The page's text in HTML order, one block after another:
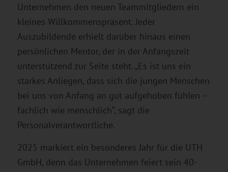
Unternehmen den neuen Teammitgliedern ein
kleines Willkommenspräsent. Jeder
Auszubildende erhielt darüber hinaus einen
persönlichen Mentor, der in der Anfangszeit
unterstützend zur Seite steht. „Es ist uns ein
starkes Anliegen, dass sich die jungen Menschen
bei uns von Anfang an gut aufgehoben fühlen –
fachlich wie menschlich“, sagt die
Personalverantwortliche.
2025 markiert ein besonderes Jahr für die UTH
GmbH, denn das Unternehmen feiert sein 40-